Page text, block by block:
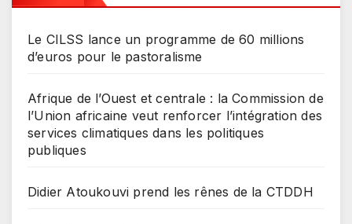
Le CILSS lance un programme de 60 millions
d’euros pour le pastoralisme
Afrique de l’Ouest et centrale : la Commission de
l’Union africaine veut renforcer l’intégration des
services climatiques dans les politiques
publiques
Didier Atoukouvi prend les rênes de la CTDDH